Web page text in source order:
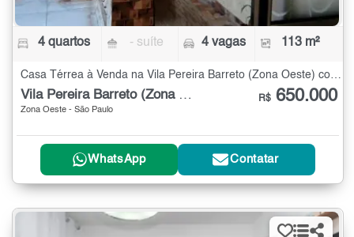
4 quartos - suíte 4 vagas 113 m²
Casa Térrea à Venda na Vila Pereira Barreto (Zona Oeste) com 4 quartos - 113 m²
Vila Pereira Barreto (Zona Oeste)
Zona Oeste - São Paulo
R$ 650.000
WhatsApp Contatar